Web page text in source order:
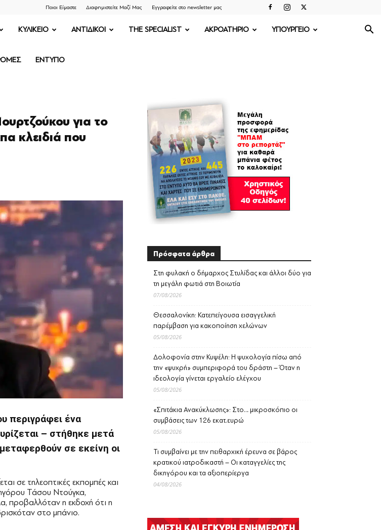
Ποιοι Είμαστε Διαφημιστείτε Μαζί Μας Εγγραφείτε στο newsletter μας
ΚΥΛΙΚΕΙΟ ΑΝΤΙΔΙΚΟΙ THE SPECIALIST ΑΚΡΟΑΤΗΡΙΟ ΥΠΟΥΡΓΕΙΟ
ΕΝΤΥΠΟ
για το
κλειδιά που
περιγράφει ένα
– στήθηκε μετά
σε εκείνη οι
σε τηλεοπτικές εκπομπές και
Τάσου Ντούγκα,
προβαλλόταν η εκδοχή ότι η
στο μπάνιο.
Πρόσφατα άρθρα
Στη φυλακή ο δήμαρχος Στυλίδας και άλλοι δύο για
τη μεγάλη φωτιά στη Βοιωτία
07/08/2026
Θεσσαλονίκη: Κατεπείγουσα εισαγγελική
παρέμβαση για κακοποίηση χελώνων
05/08/2026
Δολοφονία στην Κυψέλη: Η ψυχολογία πίσω από
την «ψυχρή» συμπεριφορά του δράστη – Όταν η
ιδεολογία γίνεται εργαλείο ελέγχου
05/08/2026
«Σπιτάκια Ανακύκλωσης»: Στο… μικροσκόπιο οι
συμβάσεις των 126 εκατ.ευρώ
05/08/2026
Τι συμβαίνει με την πειθαρχική έρευνα σε βάρος
κρατικού ιατροδικαστή – Οι καταγγελίες της
δικηγόρου και τα αξιοπερίεργα
04/08/2026